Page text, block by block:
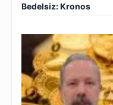
Bedelsiz: Kronos